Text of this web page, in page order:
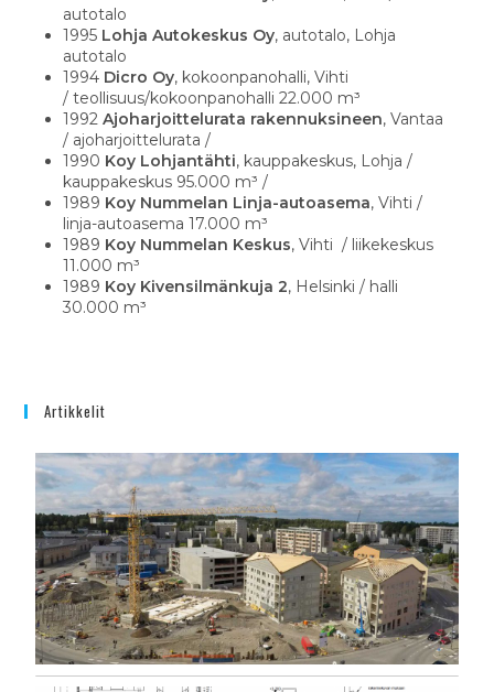
autotalo
1995 Lohja Autokeskus Oy, autotalo, Lohja
autotalo
1994 Dicro Oy, kokoonpanohalli, Vihti
/ teollisuus/kokoonpanohalli 22.000 m³
1992 Ajoharjoittelurata rakennuksineen, Vantaa
/ ajoharjoittelurata /
1990 Koy Lohjantähti, kauppakeskus, Lohja /
kauppakeskus 95.000 m³ /
1989 Koy Nummelan Linja-autoasema, Vihti /
linja-autoasema 17.000 m³
1989 Koy Nummelan Keskus, Vihti / liikekeskus
11.000 m³
1989 Koy Kivensilmänkuja 2, Helsinki / halli
30.000 m³
Artikkelit